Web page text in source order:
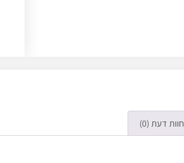
חוות דעת (0)